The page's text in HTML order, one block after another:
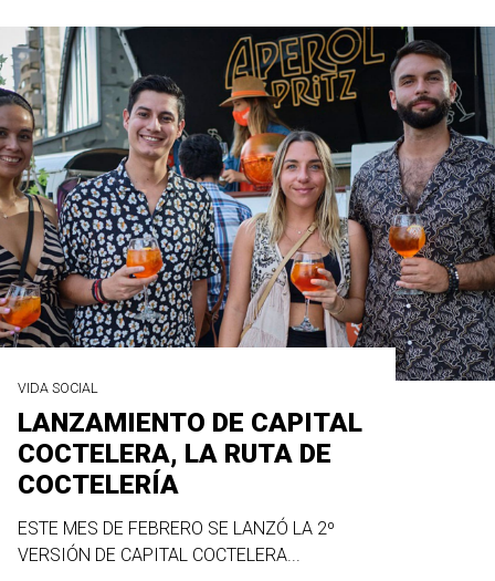
VIDA SOCIAL
LANZAMIENTO DE CAPITAL
COCTELERA, LA RUTA DE
COCTELERÍA
ESTE MES DE FEBRERO SE LANZÓ LA 2º
VERSIÓN DE CAPITAL COCTELERA...